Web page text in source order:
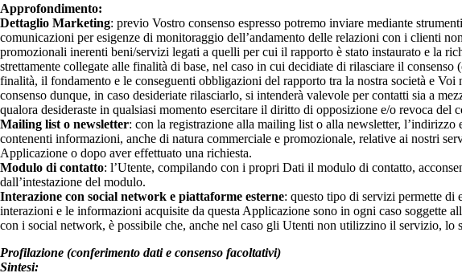
Approfondimento:
Dettaglio Marketing: previo Vostro consenso espresso potremo inviare mediante
comunicazioni per esigenze di monitoraggio dell’andamento delle relazioni con i clienti
promozionali inerenti beni/servizi legati a quelli per cui il rapporto è stato instaurato e la
strettamente collegate alle finalità di base, nel caso in cui decidiate di rilasciare il
finalità, il fondamento e le conseguenti obbligazioni del rapporto tra la nostra società e Voi
consenso dunque, in caso desideriate rilasciarlo, si intenderà valevole per contatti sia a
qualora desideraste in qualsiasi momento esercitare il diritto di opposizione e/o revoca
Mailing list o newsletter: con la registrazione alla mailing list o alla newsletter, l’indirizzo
contenenti informazioni, anche di natura commerciale e promozionale, relative ai nostri
Applicazione o dopo aver effettuato una richiesta.
Modulo di contatto: l’Utente, compilando con i propri Dati il modulo di contatto,
dall’intestazione del modulo.
Interazione con social network e piattaforme esterne: questo tipo di servizi permette di
interazioni e le informazioni acquisite da questa Applicazione sono in ogni caso
con i social network, è possibile che, anche nel caso gli Utenti non utilizzino il servizio,
Profilazione (conferimento dati e consenso facoltativi)
Sintesi: